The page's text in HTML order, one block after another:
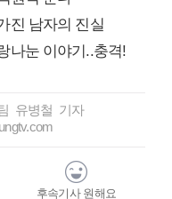
진 남자의 진실
나눈 이야기..충격!
유병철 기자
후속기사 원해요